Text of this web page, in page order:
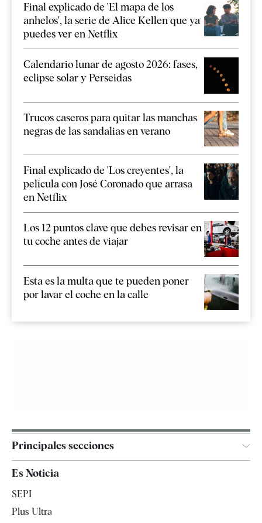
Final explicado de 'El mapa de los
anhelos', la serie de Alice Kellen que ya
puedes ver en Netflix
Calendario lunar de agosto 2026: fases,
eclipse solar y Perseidas
Trucos caseros para quitar las manchas
negras de las sandalias en verano
Final explicado de 'Los creyentes', la
película con José Coronado que arrasa
en Netflix
Los 12 puntos clave que debes revisar en
tu coche antes de viajar
Esta es la multa que te pueden poner
por lavar el coche en la calle
Principales secciones
España
Es Noticia
SEPI
Plus Ultra